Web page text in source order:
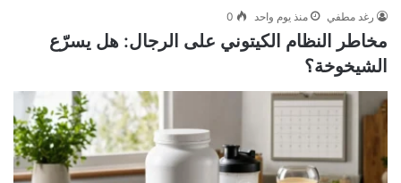
رغد مطفي منذ يوم واحد 0
مخاطر النظام الكيتوني على الرجال: هل يسرّع
الشيخوخة؟